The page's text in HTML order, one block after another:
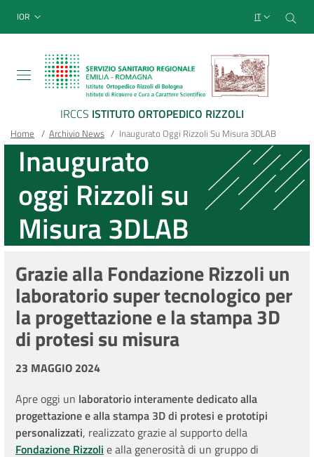
Sito Web Istituto
menu top-bar
IOR IT
IRCCS ISTITUTO ORTOPEDICO RIZZOLI
Main container
Briciole
di
pane
Home / Archivio News / Inaugurato Oggi Rizzoli Su Misura 3DLAB
Inaugurato
oggi Rizzoli su
Misura 3DLAB
Grazie alla Fondazione Rizzoli un
laboratorio super tecnologico per
la progettazione e la stampa 3D
di protesi su misura
23 MAGGIO 2024
Apre oggi un laboratorio interamente dedicato alla
progettazione e alla stampa 3D di protesi e prototipi
personalizzati, realizzato grazie al supporto della
Fondazione Rizzoli e alla generosità di un gruppo di